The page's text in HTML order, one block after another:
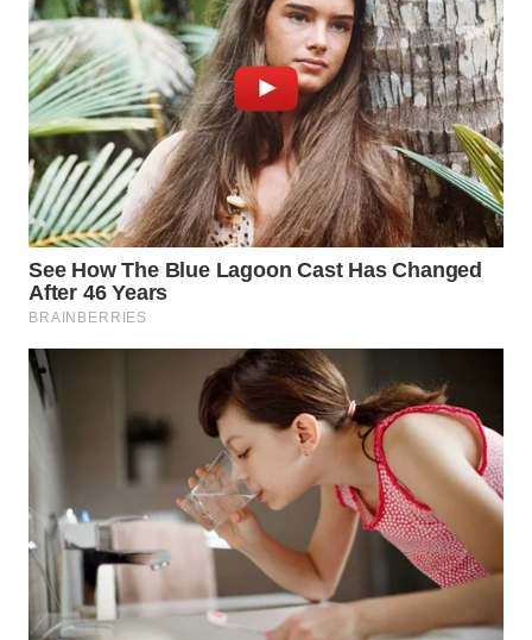
WN
NATUNA
WN
BINTAN
WN
MANDALIKA
WN
LIKUPANG
LABUANBAJO
Wahana
Media
Group